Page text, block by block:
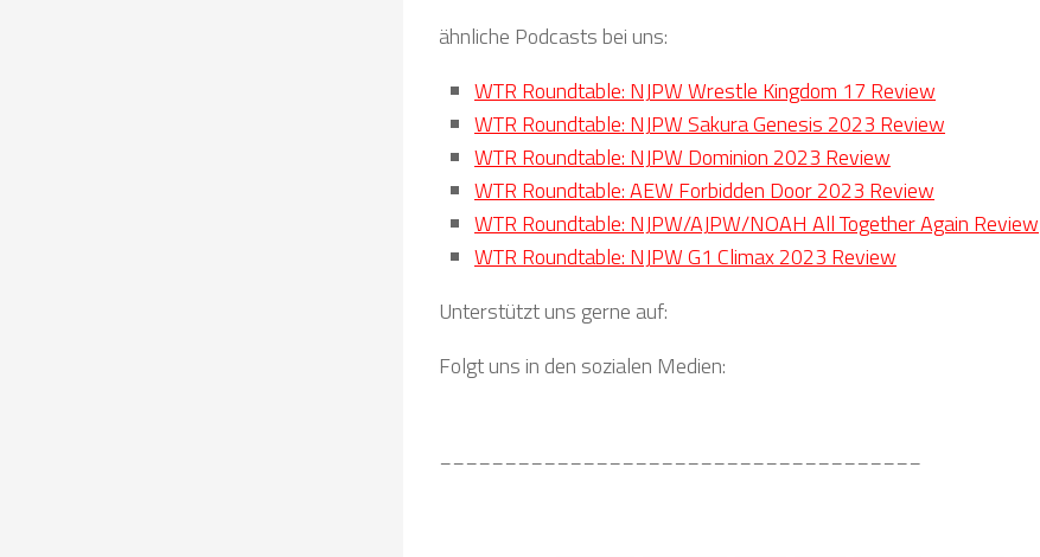
ähnliche Podcasts bei uns:
WTR Roundtable: NJPW Wrestle Kingdom 17 Review
WTR Roundtable: NJPW Sakura Genesis 2023 Review
WTR Roundtable: NJPW Dominion 2023 Review
WTR Roundtable: AEW Forbidden Door 2023 Review
WTR Roundtable: NJPW/AJPW/NOAH All Together Again Review
WTR Roundtable: NJPW G1 Climax 2023 Review
Unterstützt uns gerne auf:
Folgt uns in den sozialen Medien: